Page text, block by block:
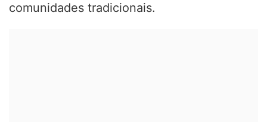
comunidades tradicionais.